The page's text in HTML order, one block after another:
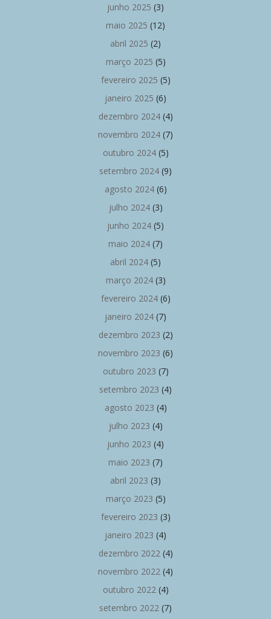
junho 2025 (3)
maio 2025 (12)
abril 2025 (2)
março 2025 (5)
fevereiro 2025 (5)
janeiro 2025 (6)
dezembro 2024(4)
novembro 2024 (7)
outubro 2024(5)
setembro 2024 (9)
agosto 2024(6)
julho 2024(3)
junho 2024 (5)
maio 2024 (7)
abril 2024 (5)
março 2024(3)
fevereiro 2024(6)
janeiro 2024 (7)
dezembro 2023 (2)
novembro 2023 (6)
outubro 2023 (7)
setembro 2023 (4)
agosto 2023 (4)
julho 2023 (4)
junho 2023 (4)
maio 2023 (7)
abril 2023 (3)
março 2023 (5)
fevereiro 2023 (3)
janeiro 2023 (4)
dezembro 2022 (4)
novembro 2022 (4)
outubro 2022 (4)
setembro 2022 (7)